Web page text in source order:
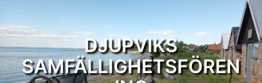
DJUPVIKS
SAMFÄLLIGHETSFÖREN